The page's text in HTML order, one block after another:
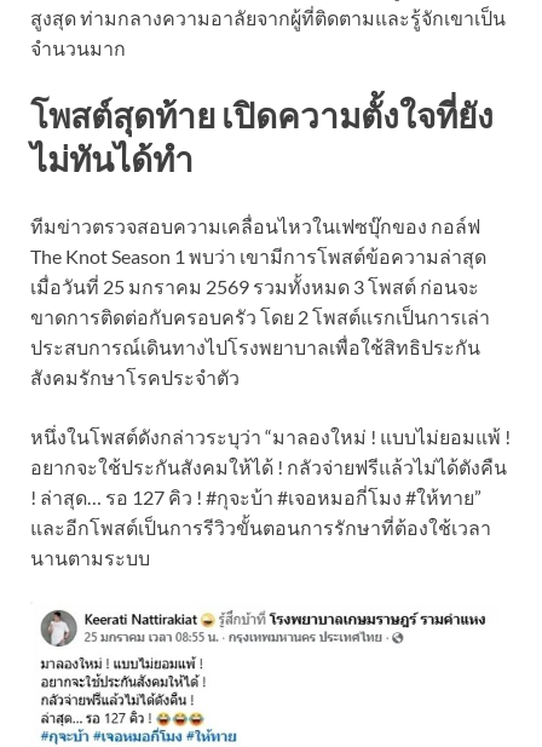
สูงสุด ท่ามกลางความอาลัยจากผู้ที่ติดตามและรู้จักเขาเป็น
จำนวนมาก
โพสต์สุดท้าย เปิดความตั้งใจที่ยัง
ไม่ทันได้ทำ
ทีมข่าวตรวจสอบความเคลื่อนไหวในเฟซบุ๊กของ กอล์ฟ
The Knot Season 1 พบว่า เขามีการโพสต์ข้อความล่าสุด
เมื่อวันที่ 25 มกราคม 2569 รวมทั้งหมด 3 โพสต์ ก่อนจะ
ขาดการติดต่อกับครอบครัว โดย 2 โพสต์แรกเป็นการเล่า
ประสบการณ์เดินทางไปโรงพยาบาลเพื่อใช้สิทธิประกัน
สังคมรักษาโรคประจำตัว
หนึ่งในโพสต์ดังกล่าวระบุว่า “มาลองใหม่ ! แบบไม่ยอมแพ้ !
อยากจะใช้ประกันสังคมให้ได้ ! กลัวจ่ายฟรีแล้วไม่ได้ตังคืน
! ล่าสุด… รอ 127 คิว ! #กุจะบ้า #เจอหมอกี่โมง #ให้ทาย”
และอีกโพสต์เป็นการรีวิวขั้นตอนการรักษาที่ต้องใช้เวลา
นานตามระบบ